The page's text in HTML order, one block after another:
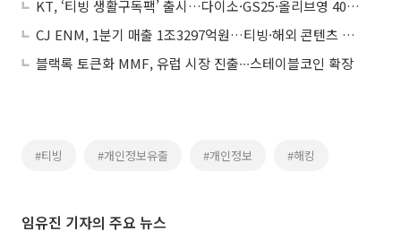
KT, ‘티빙 생활구독팩’ 출시…다이소·GS25·올리브영 4000원 혜택
CJ ENM, 1분기 매출 1조3297억원…티빙·해외 콘텐츠 판매 성장세
블랙록 토큰화 MMF, 유럽 시장 진출∙∙∙스테이블코인 확장
#티빙 #개인정보유출 #개인정보 #해킹
임유진 기자의 주요 뉴스